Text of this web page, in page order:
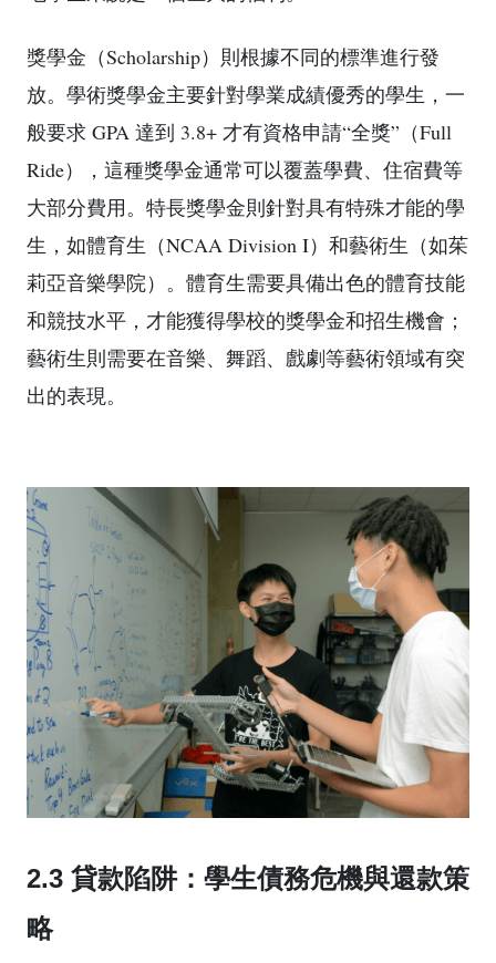
獎學金（Scholarship）則根據不同的標準進行發
放。學術獎學金主要針對學業成績優秀的學生，一
般要求 GPA 達到 3.8+ 才有資格申請“全獎”（Full
Ride），這種獎學金通常可以覆蓋學費、住宿費等
大部分費用。特長獎學金則針對具有特殊才能的學
生，如體育生（NCAA Division I）和藝術生（如茱
莉亞音樂學院）。體育生需要具備出色的體育技能
和競技水平，才能獲得學校的獎學金和招生機會；
藝術生則需要在音樂、舞蹈、戲劇等藝術領域有突
出的表現。
2.3 貸款陷阱：學生債務危機與還款策
略